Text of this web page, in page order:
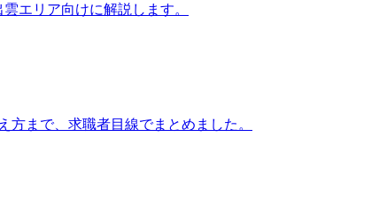
エリア向けに解説します。
まで、求職者目線でまとめました。